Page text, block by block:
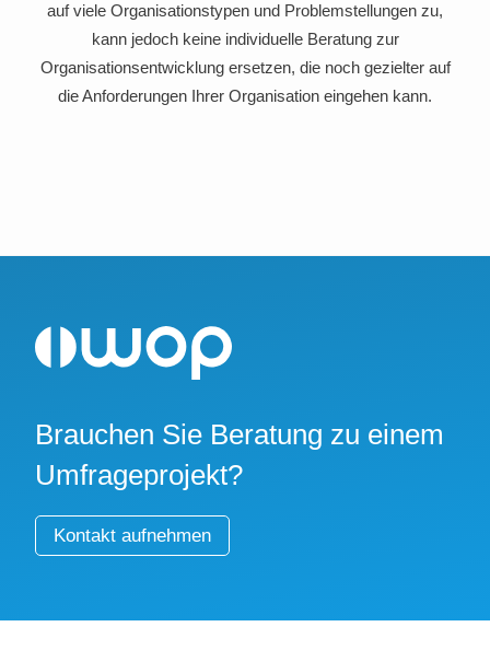
auf viele Organisationstypen und Problemstellungen zu,
kann jedoch keine individuelle Beratung zur
Organisationsentwicklung ersetzen, die noch gezielter auf
die Anforderungen Ihrer Organisation eingehen kann.
Brauchen Sie Beratung zu einem
Umfrageprojekt?
Kontakt aufnehmen